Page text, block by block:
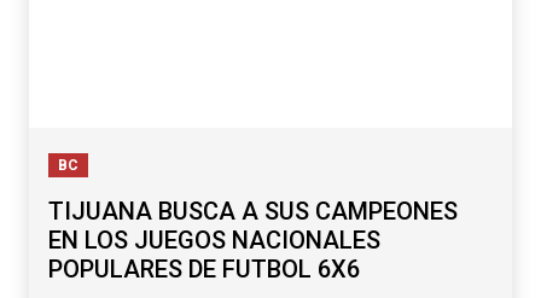
BC
TIJUANA BUSCA A SUS CAMPEONES
EN LOS JUEGOS NACIONALES
POPULARES DE FUTBOL 6X6